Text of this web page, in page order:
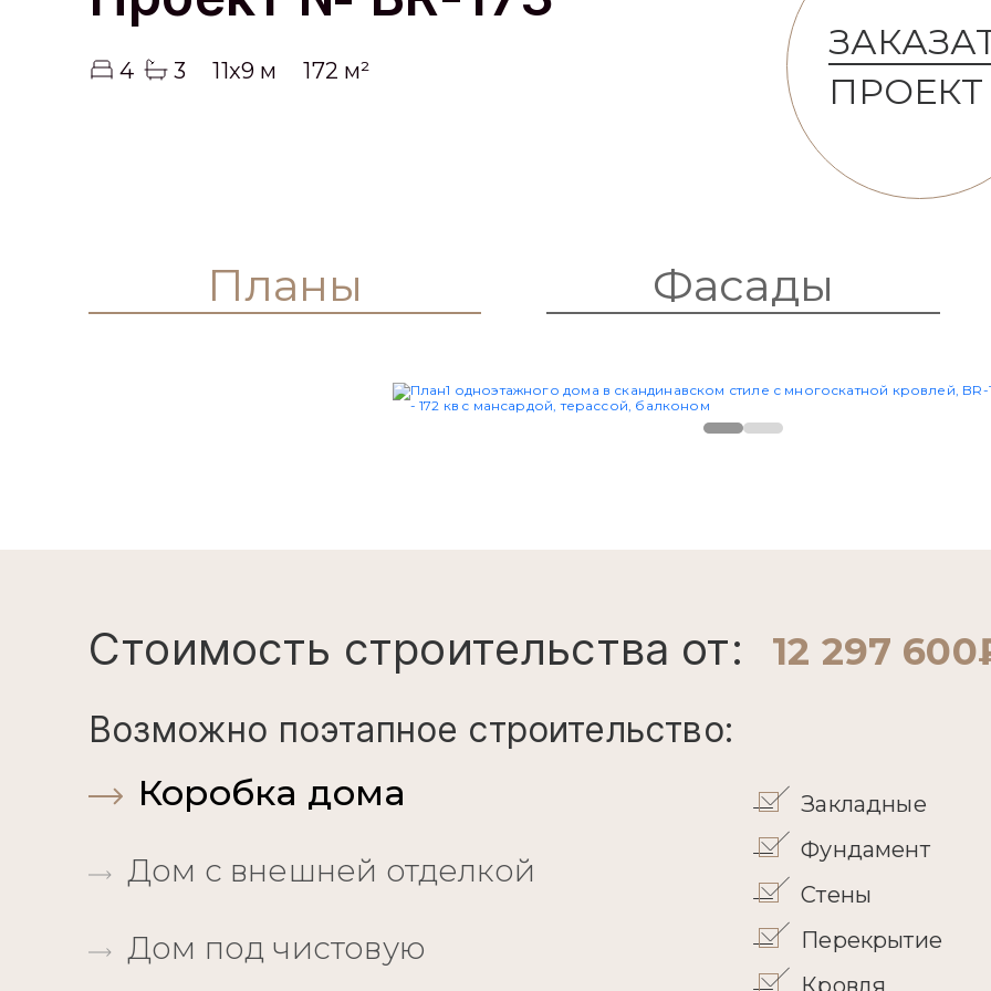
4 3 11x9 м 172 м²
ПРОЕКТ
Планы Фасады
Стоимость строительства от: 12 297
Возможно поэтапное строительство:
Коробка дома
Дом с внешней отделкой
Дом под чистовую
Закладные
Фундамент
Стены
Перекрытие
Кровля